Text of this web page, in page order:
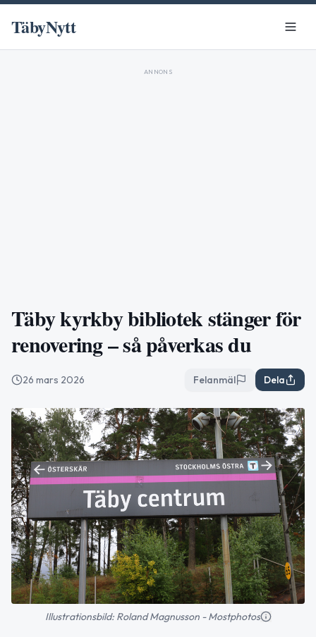
TäbyNytt
ANNONS
Täby kyrkby bibliotek stänger för
renovering – så påverkas du
26 mars 2026 Felanmäl Dela
Illustrationsbild: Roland Magnusson - Mostphotos